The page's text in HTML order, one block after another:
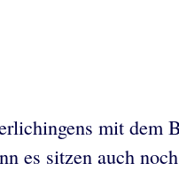
mit dem
es sitzen auch